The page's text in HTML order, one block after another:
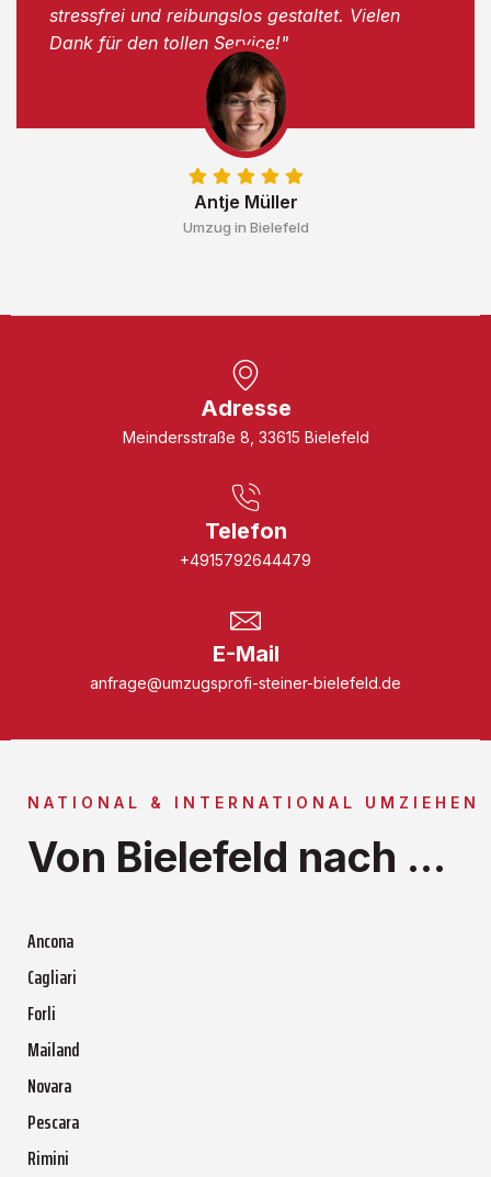
Antje Müller
Umzug in Bielefeld
stressfrei und reibungslos gestaltet. Vielen
Dank für den tollen Service!"
Adresse
Meindersstraße 8, 33615 Bielefeld
Telefon
+4915792644479
E-Mail
anfrage@umzugsprofi-steiner-bielefeld.de
NATIONAL & INTERNATIONAL UMZIEHEN
Von Bielefeld nach ...
Ancona
Cagliari
Forli
Mailand
Novara
Pescara
Rimini